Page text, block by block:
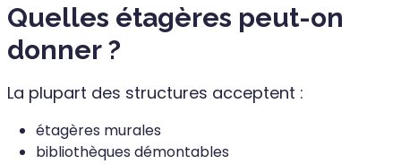
Quelles étagères peut-on
donner ?
La plupart des structures acceptent :
étagères murales
bibliothèques démontables